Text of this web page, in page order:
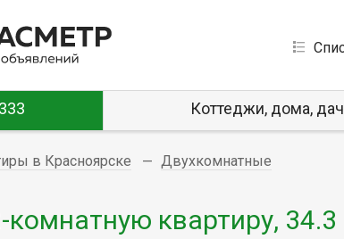
Коттеджи, дома,
в Красноярске Двухкомнатные
квартиру, 34.3